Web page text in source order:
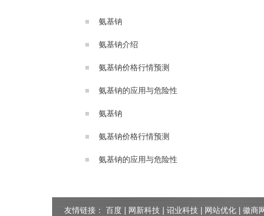
氨基钠
氨基钠介绍
氨基钠价格行情预测
氨基钠的应用与危险性
氨基钠
氨基钠价格行情预测
氨基钠的应用与危险性
友情链接： 百度 网新科技 诏业科技 网站优化 徽商